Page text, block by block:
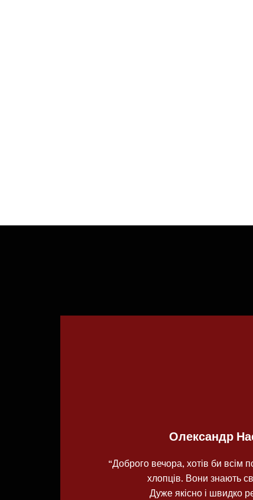
Олександр
“Доброго вечора, хотів би всім
хлопців. Вони знають
Дуже якісно і швидко